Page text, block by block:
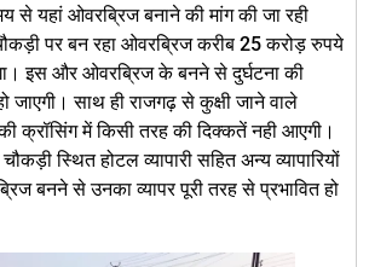
से यहां ओवरब्रिज बनाने की मांग की जा रही
पर बन रहा ओवरब्रिज करीब 25 करोड़ रुपये
इस और ओवरब्रिज के बनने से दुर्घटना की
जाएगी। साथ ही राजगढ़ से कुक्षी जाने वाले
क्रॉसिंग में किसी तरह की दिक्कतें नही आएगी।
स्थित होटल व्यापारी सहित अन्य व्यापारियों
बनने से उनका व्यापर पूरी तरह से प्रभावित हो